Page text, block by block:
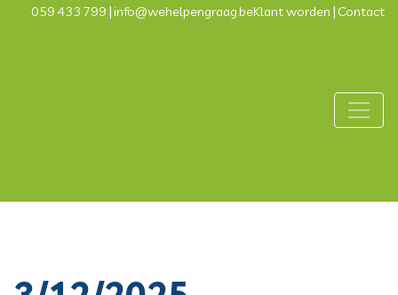
059 433 799 info@wehelpengraag.beKlant worden Contact